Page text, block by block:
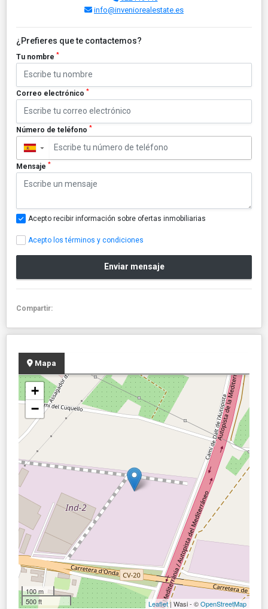
info@inveniorealestate.es
¿Prefieres que te contactemos?
Tu nombre *
Correo electrónico *
Número de teléfono *
▼
Mensaje *
Acepto recibir información sobre ofertas inmobiliarias
Acepto los términos y condiciones
Enviar mensaje
Compartir:
Mapa
+
−
100 m
500 ft
Leaflet| Wasi - ©OpenStreetMap